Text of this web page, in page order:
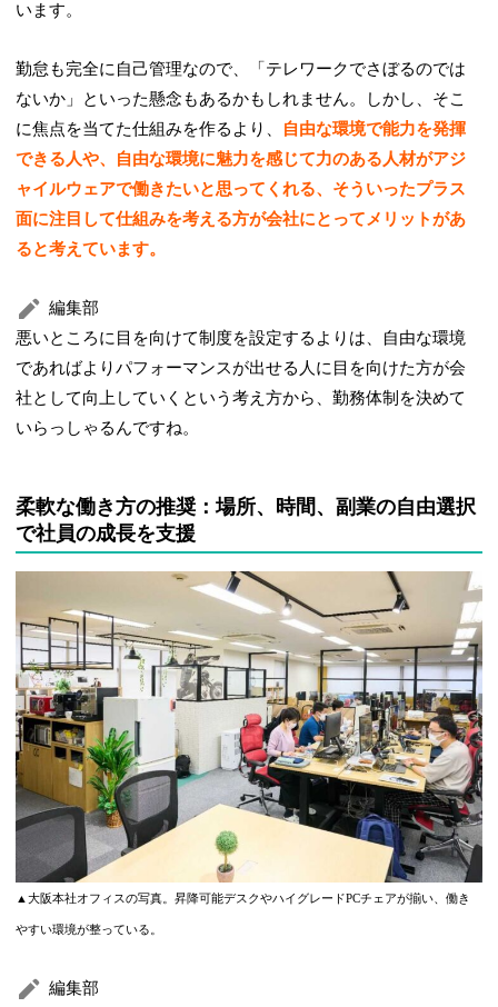
います。
勤怠も完全に自己管理なので、「テレワークでさぼるのでは
ないか」といった懸念もあるかもしれません。しかし、そこ
に焦点を当てた仕組みを作るより、
自由な環境で能力を発揮
できる人や、自由な環境に魅力を感じて力のある人材がアジ
ャイルウェアで働きたいと思ってくれる、そういったプラス
面に注目して仕組みを考える方が会社にとってメリットがあ
ると考えています。
編集部
悪いところに目を向けて制度を設定するよりは、自由な環境
であればよりパフォーマンスが出せる人に目を向けた方が会
社として向上していくという考え方から、勤務体制を決めて
いらっしゃるんですね。
柔軟な働き方の推奨：場所、時間、副業の自由選択
で社員の成長を支援
▲大阪本社オフィスの写真。昇降可能デスクやハイグレードPCチェアが揃い、働き
やすい環境が整っている。
編集部